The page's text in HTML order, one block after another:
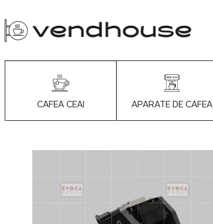
CAFEA CEAI APARATE DE CAFEA